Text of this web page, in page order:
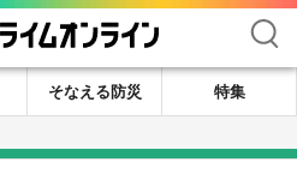
検索
そなえる防災
特集